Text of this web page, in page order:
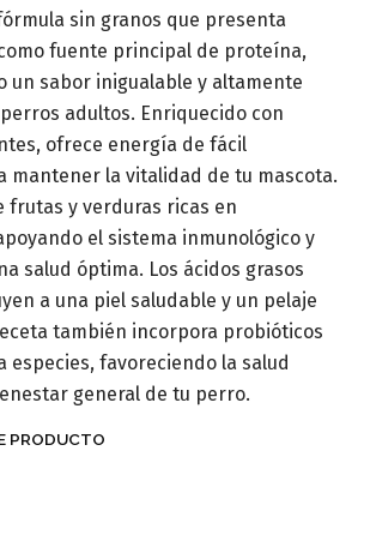
sin granos que presenta
fuente principal de proteína,
un sabor inigualable y altamente
adultos. Enriquecido con
ofrece energía de fácil
mantener la vitalidad de tu mascota.
frutas y verduras ricas en
el sistema inmunológico y
salud óptima. Los ácidos grasos
a una piel saludable y un pelaje
también incorpora probióticos
especies, favoreciendo la salud
general de tu perro.
PRODUCTO